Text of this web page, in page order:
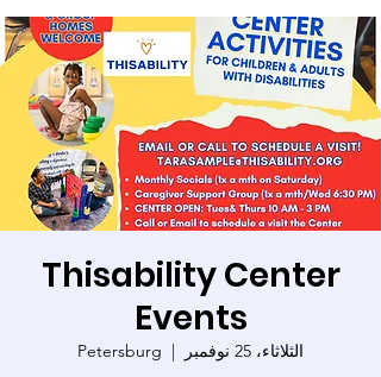
Thisability Center
Events
الثلاثاء، 25 نوفمبر
  |
Petersburg